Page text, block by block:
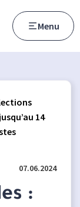
Menu
14
07.06.2024
: